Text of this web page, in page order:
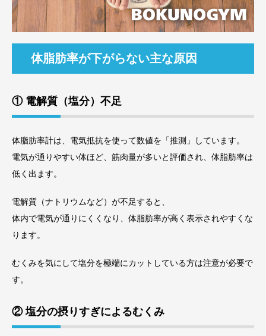
体脂肪率が下がらない主な原因
① 電解質（塩分）不足
体脂肪率計は、電気抵抗を使って数値を「推測」しています。
電気が通りやすい体ほど、筋肉量が多いと評価され、体脂肪率は
低く出ます。
電解質（ナトリウムなど）が不足すると、
体内で電気が通りにくくなり、体脂肪率が高く表示されやすくな
ります。
むくみを気にして塩分を極端にカットしている方は注意が必要で
す。
② 塩分の摂りすぎによるむくみ